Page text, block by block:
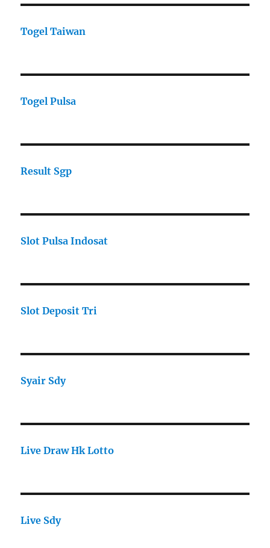
Togel Taiwan
Togel Pulsa
Result Sgp
Slot Pulsa Indosat
Slot Deposit Tri
Syair Sdy
Live Draw Hk Lotto
Live Sdy